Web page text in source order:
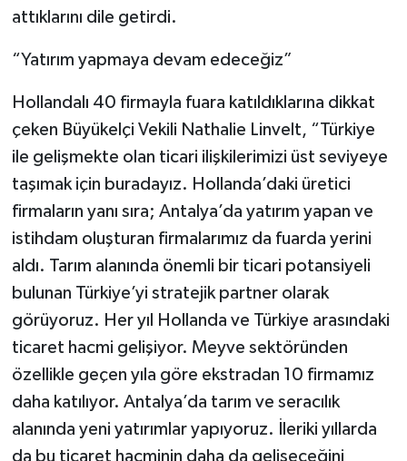
attıklarını dile getirdi.
“Yatırım yapmaya devam edeceğiz”
Hollandalı 40 firmayla fuara katıldıklarına dikkat
çeken Büyükelçi Vekili Nathalie Linvelt, “Türkiye
ile gelişmekte olan ticari ilişkilerimizi üst seviyeye
taşımak için buradayız. Hollanda’daki üretici
firmaların yanı sıra; Antalya’da yatırım yapan ve
istihdam oluşturan firmalarımız da fuarda yerini
aldı. Tarım alanında önemli bir ticari potansiyeli
bulunan Türkiye’yi stratejik partner olarak
görüyoruz. Her yıl Hollanda ve Türkiye arasındaki
ticaret hacmi gelişiyor. Meyve sektöründen
özellikle geçen yıla göre ekstradan 10 firmamız
daha katılıyor. Antalya’da tarım ve seracılık
alanında yeni yatırımlar yapıyoruz. İleriki yıllarda
da bu ticaret hacminin daha da gelişeceğini